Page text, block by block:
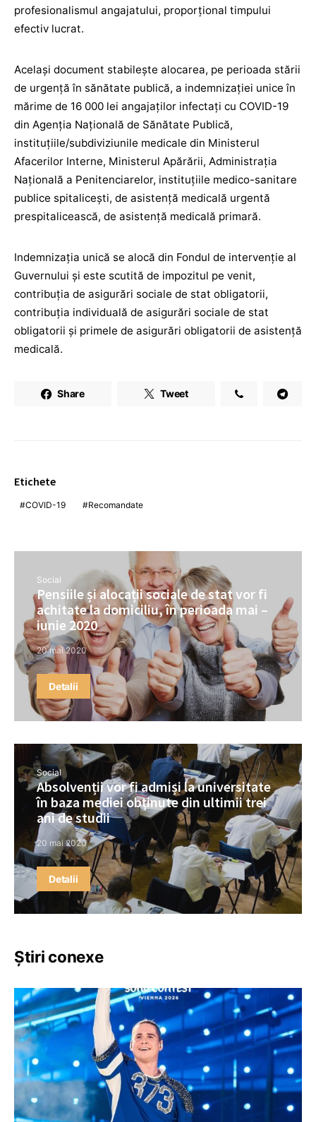
profesionalismul angajatului, proporțional timpului
efectiv lucrat.
Același document stabilește alocarea, pe perioada stării
de urgență în sănătate publică, a indemnizației unice în
mărime de 16 000 lei angajaților infectați cu COVID-19
din Agenția Națională de Sănătate Publică,
instituțiile/subdiviziunile medicale din Ministerul
Afacerilor Interne, Ministerul Apărării, Administrația
Națională a Penitenciarelor, instituțiile medico-sanitare
publice spitalicești, de asistență medicală urgentă
prespitalicească, de asistență medicală primară.
Indemnizația unică se alocă din Fondul de intervenție al
Guvernului și este scutită de impozitul pe venit,
contribuția de asigurări sociale de stat obligatorii,
contribuția individuală de asigurări sociale de stat
obligatorii și primele de asigurări obligatorii de asistență
medicală.
Share Tweet
Etichete
COVID-19 Recomandate
Social
Pensiile și alocații sociale de stat vor fi
achitate la domiciliu, în perioada mai –
iunie 2020
20 mai 2020
Detalii
Social
Absolvenții vor fi admiși la universitate
în baza mediei obținute din ultimii trei
ani de studii
20 mai 2020
Detalii
Știri conexe